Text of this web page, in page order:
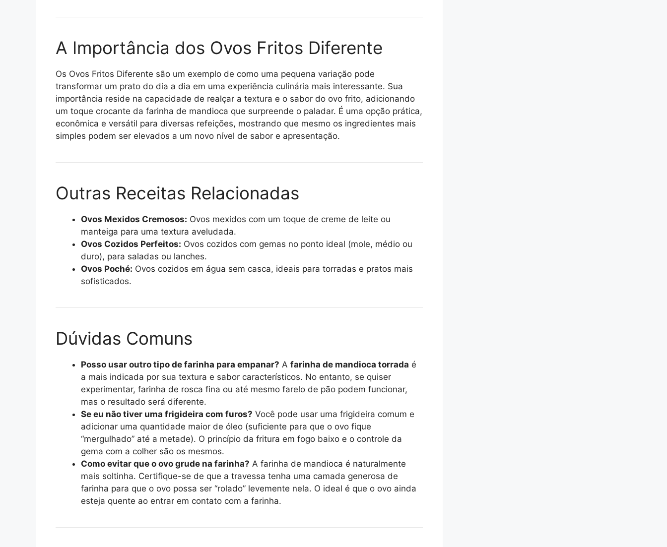
A Importância dos Ovos Fritos Diferente
Os Ovos Fritos Diferente são um exemplo de como uma pequena variação pode
transformar um prato do dia a dia em uma experiência culinária mais interessante. Sua
importância reside na capacidade de realçar a textura e o sabor do ovo frito, adicionando
um toque crocante da farinha de mandioca que surpreende o paladar. É uma opção prática,
econômica e versátil para diversas refeições, mostrando que mesmo os ingredientes mais
simples podem ser elevados a um novo nível de sabor e apresentação.
Outras Receitas Relacionadas
Ovos Mexidos Cremosos: Ovos mexidos com um toque de creme de leite ou
manteiga para uma textura aveludada.
Ovos Cozidos Perfeitos: Ovos cozidos com gemas no ponto ideal (mole, médio ou
duro), para saladas ou lanches.
Ovos Poché: Ovos cozidos em água sem casca, ideais para torradas e pratos mais
sofisticados.
Dúvidas Comuns
Posso usar outro tipo de farinha para empanar? A farinha de mandioca torrada é
a mais indicada por sua textura e sabor característicos. No entanto, se quiser
experimentar, farinha de rosca fina ou até mesmo farelo de pão podem funcionar,
mas o resultado será diferente.
Se eu não tiver uma frigideira com furos? Você pode usar uma frigideira comum e
adicionar uma quantidade maior de óleo (suficiente para que o ovo fique
“mergulhado” até a metade). O princípio da fritura em fogo baixo e o controle da
gema com a colher são os mesmos.
Como evitar que o ovo grude na farinha? A farinha de mandioca é naturalmente
mais soltinha. Certifique-se de que a travessa tenha uma camada generosa de
farinha para que o ovo possa ser “rolado” levemente nela. O ideal é que o ovo ainda
esteja quente ao entrar em contato com a farinha.